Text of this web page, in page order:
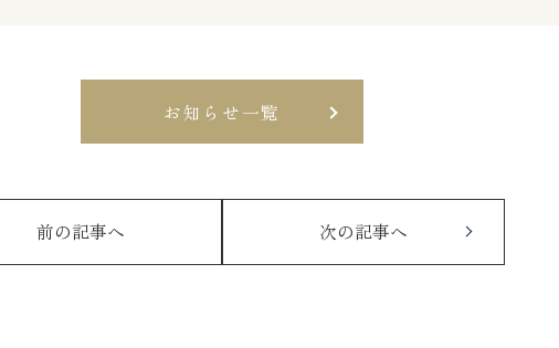
お知らせ一覧
前の記事へ 次の記事へ